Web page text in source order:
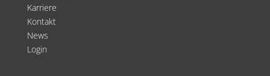
Karriere
Kontakt
News
Login